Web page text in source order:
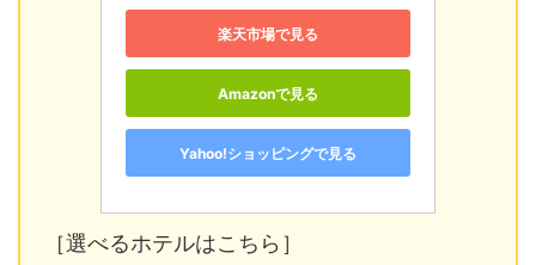
楽天市場で見る
Amazonで見る
Yahoo!ショッピングで見る
［選べるホテルはこちら］